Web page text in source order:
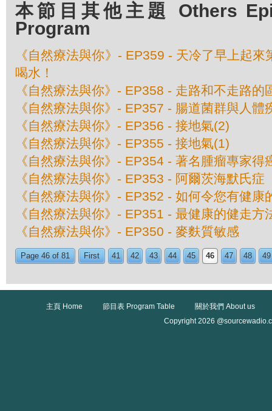
本節目其他主題 Others
Program
《自然療法與你》- EP359 - 天冷了早上起
喝水！
《自然療法與你》- EP358 - 走路和不走路的
《自然療法與你》- EP357 - 腸道菌群與人體
《自然療法與你》- EP356 - 接地氣(2)
《自然療法與你》- EP355 - 接地氣(1)
《自然療法與你》- EP354 - 著名腫瘤專家得
《自然療法與你》- EP353 - 阿爾茨海默氏症
《自然療法與你》- EP352 - 如何令您有健康
《自然療法與你》- EP351 - 最健康的健走方
《自然療法與你》- EP350 - 麥麩質敏感
Page 46 of 81 First 41 42 43 44 45 46 47 48 49
主頁 Home 節目表 Program Table
關於我們 About us
Copyright 2026